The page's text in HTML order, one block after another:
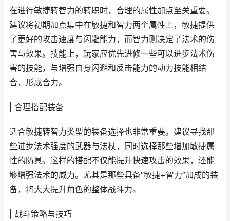
在进行敏捷转智力的转职时，合理的属性加点至关重要。
建议将初期加点集中在敏捷和智力两个属性上，敏捷提供
了更好的攻击速度与闪避能力，而智力则决定了法术的伤
害与效果。技能上，玩家应优先进修一些可以进步法术伤
害的技能，与增强自身闪避和反击能力的动力技能相结
合，形成合力。
| 合理搭配装备
适合敏捷转智力类型的装备选择也非常重要。建议寻找那
些进步法术强度的武器与法杖，同时选择那些增加敏捷属
性的防具。这样的搭配不仅能提升快速攻击的效果，还能
够增强法术的威力。尤其是那些具备“敏捷+智力”加成的装
备，将大大提升角色的整体战斗力。
| 战斗策略与技巧